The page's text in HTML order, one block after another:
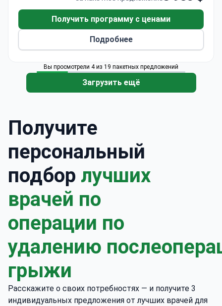
Получить программу с ценами
Подробнее
Вы просмотрели 4 из 19 пакетных предложений
Загрузить ещё
Получите
персональный
подбор лучших
врачей по
операции по
удалению
грыжи
Расскажите о своих потребностях — и получите 3
индивидуальных предложения от лучших врачей для